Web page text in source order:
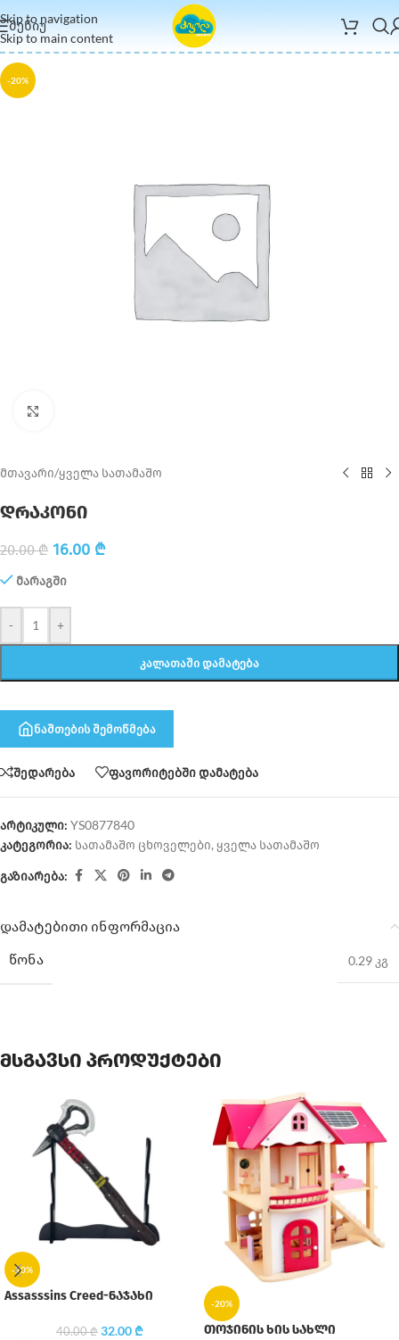
Skip to navigation
Skip to main content
ᲛᲔᲜᲘᲣ
-20%
მთავარი/ყველა სათამაშო
დრაკონი
20.00₾ 16.00 ₾
მარაგში
- +
ᲙᲐᲚᲐᲗᲐᲨᲘ ᲓᲐᲛᲐᲢᲔᲑᲐ
ნაშთების შემოწმება
შედარება ფავორიტებში დამატება
არტიკული: YS0877840
კატეგორია: სათამაშო ცხოველები, ყველა სათამაშო
გაზიარება:
დამატებითი ინფორმაცია
ᲬᲝᲜᲐ
0.29 კგ
მსგავსი პროდუქტები
-20%
Assasssins Creed-ნაჯახი
40.00₾ 32.00₾
-20%
თოჯინის ხის სახლი